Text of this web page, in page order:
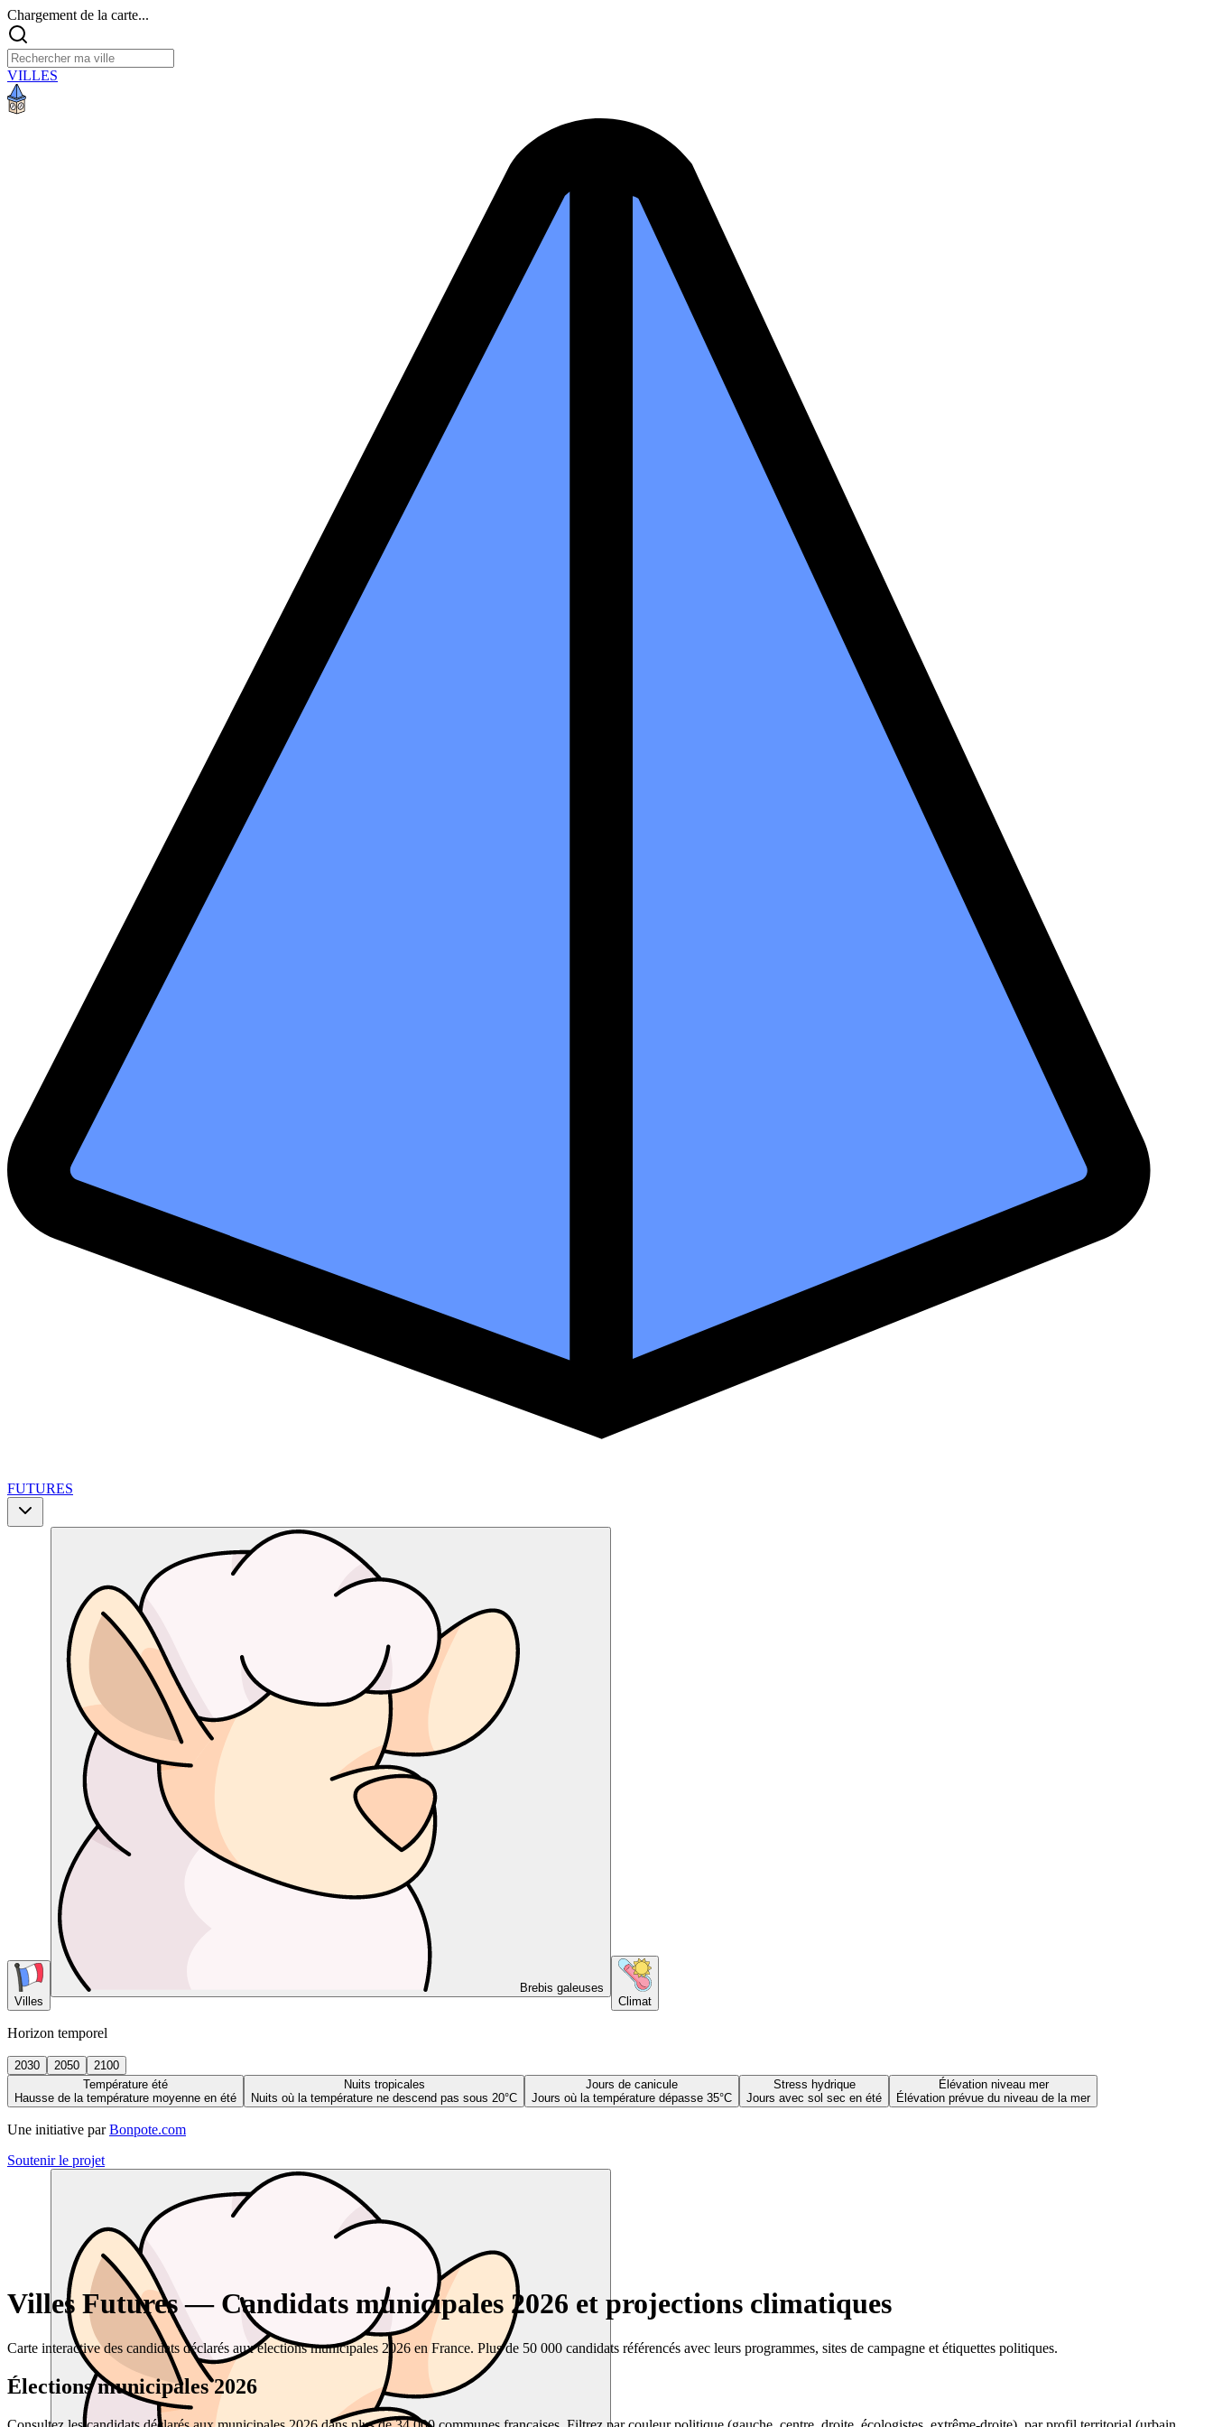
Chargement de la carte...
VILLES
FUTURES
Villes
Brebis galeuses
Climat
Horizon temporel
2030 2050
2100
Température été
Hausse de la température moyenne en été
Nuits tropicales
Nuits où la température ne descend pas sous 20°C
Jours de canicule
Jours où la température dépasse 35°C
Stress hydrique
Jours avec sol sec en été
Élévation niveau mer
Élévation prévue du niveau de la mer
Une initiative par Bonpote.com
Soutenir le projet
Villes Futures — Candidats municipales 2026 et projections climatiques
Carte interactive des candidats déclarés aux élections municipales 2026 en France. Plus de 50 000 candidats référencés avec leurs programmes, sites de campagne et étiquettes politiques.
Élections municipales 2026